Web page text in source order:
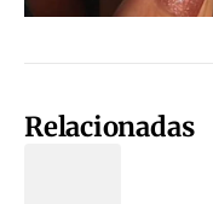
Relacionadas